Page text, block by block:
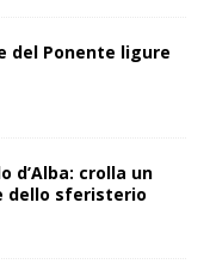
del Ponente ligure
d’Alba: crolla un
dello sferisterio